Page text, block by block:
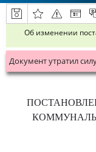
Об изменении
Документ утратил